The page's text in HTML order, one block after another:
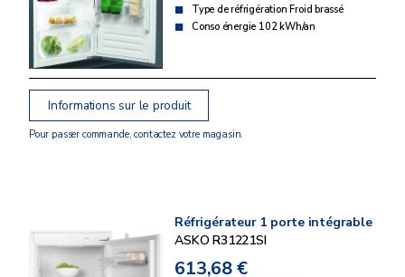
Type de réfrigération Froid brassé
Conso énergie 102 kWh/an
Informations sur le produit
Pour passer commande, contactez votre magasin.
Réfrigérateur 1 porte intégrable
ASKO R31221SI
613,68 €